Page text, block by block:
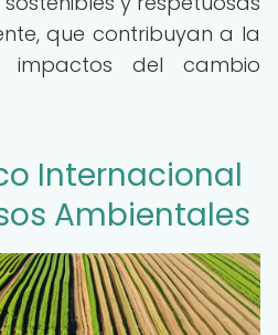
que contribuyan a la
impactos del cambio
Internacional
Ambientales